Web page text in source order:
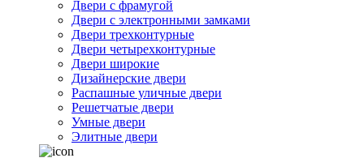
Двери с фрамугой
Двери с электронными замками
Двери трехконтурные
Двери четырехконтурные
Двери широкие
Дизайнерские двери
Распашные уличные двери
Решетчатые двери
Умные двери
Элитные двери